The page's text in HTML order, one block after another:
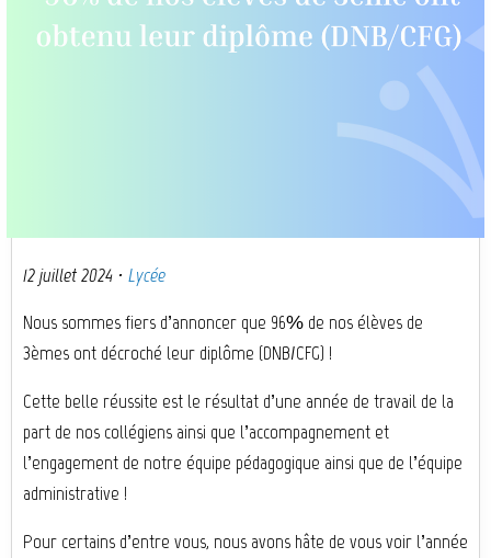
12 juillet 2024 · Lycée
Nous sommes fiers d’annoncer que 96% de nos élèves de
3èmes ont décroché leur diplôme (DNB/CFG) !
Cette belle réussite est le résultat d’une année de travail de la
part de nos collégiens ainsi que l’accompagnement et
l’engagement de notre équipe pédagogique ainsi que de l’équipe
administrative !
Pour certains d’entre vous, nous avons hâte de vous voir l’année